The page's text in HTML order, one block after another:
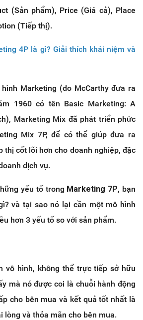
(Sản phẩm), Price (Giá cả), Place
(Tiếp thị).
4P là gì? Giải thích khái niệm và
Marketing (do McCarthy đưa ra
1960 có tên Basic Marketing: A
Marketing Mix đã phát triển phức
Mix 7P, để có thể giúp đưa ra
thị cốt lõi hơn cho doanh nghiệp, đặc
dịch vụ.
yếu tố trong Marketing 7P, bạn
và tại sao nó lại cần một mô hình
hơn 3 yếu tố so với sản phẩm.
vô hình, không thể trực tiếp sở hữu
mà nó được coi là chuỗi hành động
cho bên mua và kết quả tốt nhất là
lòng và thỏa mãn cho bên mua.